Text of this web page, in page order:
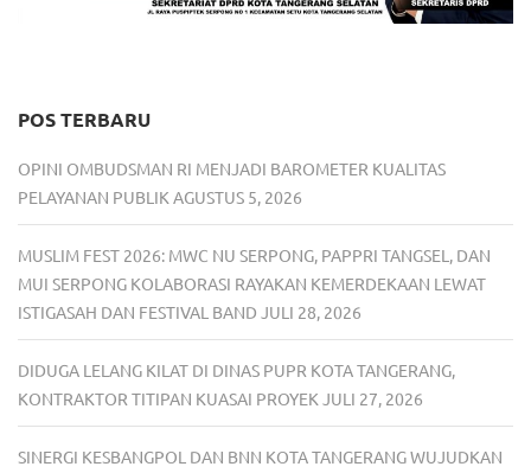
POS TERBARU
OPINI OMBUDSMAN RI MENJADI BAROMETER KUALITAS
PELAYANAN PUBLIK AGUSTUS 5, 2026
MUSLIM FEST 2026: MWC NU SERPONG, PAPPRI TANGSEL, DAN
MUI SERPONG KOLABORASI RAYAKAN KEMERDEKAAN LEWAT
ISTIGASAH DAN FESTIVAL BAND JULI 28, 2026
DIDUGA LELANG KILAT DI DINAS PUPR KOTA TANGERANG,
KONTRAKTOR TITIPAN KUASAI PROYEK JULI 27, 2026
SINERGI KESBANGPOL DAN BNN KOTA TANGERANG WUJUDKAN